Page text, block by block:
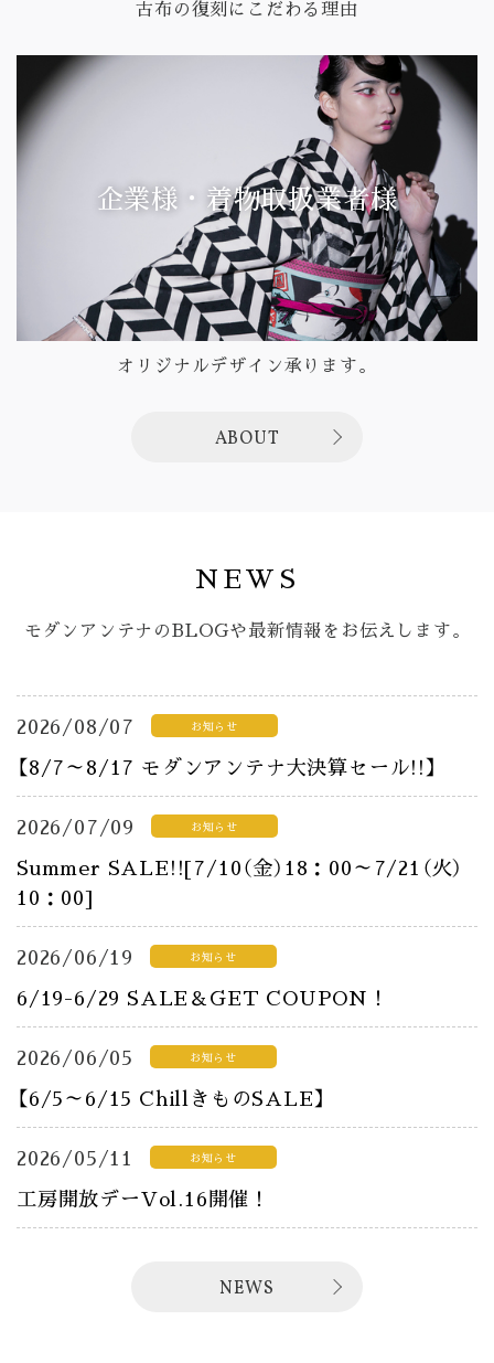
古布の復刻にこだわる理由
企業様・着物取扱業者様
オリジナルデザイン承ります。
ABOUT
NEWS
モダンアンテナのBLOGや最新情報をお伝えします。
2026/08/07 お知らせ
【8/7～8/17 モダンアンテナ大決算セール!!】
2026/07/09 お知らせ
Summer SALE!![7/10（金）18：00～7/21（火）
10：00]
2026/06/19 お知らせ
6/19-6/29 SALE＆GET COUPON！
2026/06/05 お知らせ
【6/5～6/15 ChillきものSALE】
2026/05/11 お知らせ
工房開放デーVol.16開催！
NEWS